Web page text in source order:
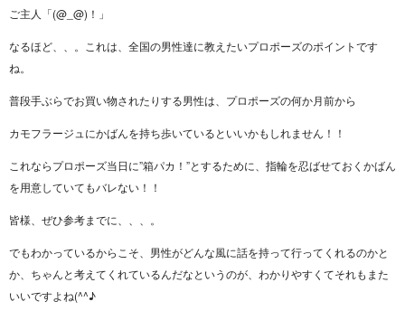
ご主人「(@_@)！」
なるほど、、。これは、全国の男性達に教えたいプロポーズのポイントです
ね。
普段手ぶらでお買い物されたりする男性は、プロポーズの何か月前から
カモフラージュにかばんを持ち歩いているといいかもしれません！！
これならプロポーズ当日に”箱パカ！”とするために、指輪を忍ばせておくかばん
を用意していてもバレない！！
皆様、ぜひ参考までに、、、。
でもわかっているからこそ、男性がどんな風に話を持って行ってくれるのかと
か、ちゃんと考えてくれているんだなというのが、わかりやすくてそれもまた
いいですよね(^^♪